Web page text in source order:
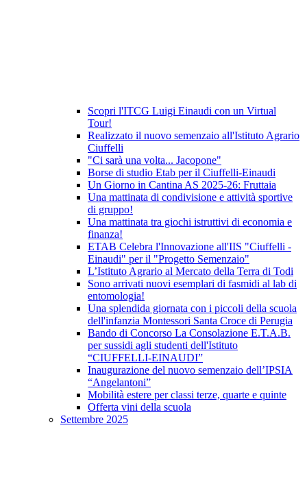
Scopri l'ITCG Luigi Einaudi con un Virtual
Tour!
Realizzato il nuovo semenzaio all'Istituto Agrario
Ciuffelli
"Ci sarà una volta... Jacopone"
Borse di studio Etab per il Ciuffelli-Einaudi
Un Giorno in Cantina AS 2025-26: Fruttaia
Una mattinata di condivisione e attività sportive
di gruppo!
Una mattinata tra giochi istruttivi di economia e
finanza!
ETAB Celebra l'Innovazione all'IIS "Ciuffelli -
Einaudi" per il "Progetto Semenzaio"
L’Istituto Agrario al Mercato della Terra di Todi
Sono arrivati nuovi esemplari di fasmidi al lab di
entomologia!
Una splendida giornata con i piccoli della scuola
dell'infanzia Montessori Santa Croce di Perugia
Bando di Concorso La Consolazione E.T.A.B.
per sussidi agli studenti dell'Istituto
“CIUFFELLI-EINAUDI”
Inaugurazione del nuovo semenzaio dell’IPSIA
“Angelantoni”
Mobilità estere per classi terze, quarte e quinte
Offerta vini della scuola
Settembre 2025